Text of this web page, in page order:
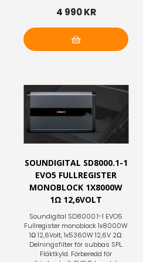
4 990 KR
SOUNDIGITAL SD8000.1-1
EVO5 FULLREGISTER
MONOBLOCK 1X8000W
1Ω 12,6VOLT
Soundigital SD8000.1-1 EVO5
Fullregister monoblock 1x8000W
1Ω 12,6Volt, 1x5360W 12,6V 2Ω.
Delningsfilter för subbas SPL.
Fläktkyld. Förberedd för